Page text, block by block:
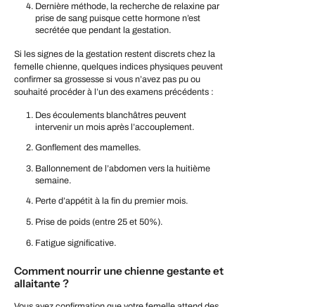
Dernière méthode, la recherche de relaxine par
prise de sang puisque cette hormone n’est
secrétée que pendant la gestation.
Si les signes de la gestation restent discrets chez la
femelle chienne, quelques indices physiques peuvent
confirmer sa grossesse si vous n’avez pas pu ou
souhaité procéder à l’un des examens précédents :
Des écoulements blanchâtres peuvent
intervenir un mois après l’accouplement.
Gonflement des mamelles.
Ballonnement de l’abdomen vers la huitième
semaine.
Perte d’appétit à la fin du premier mois.
Prise de poids (entre 25 et 50%).
Fatigue significative.
Comment nourrir une chienne gestante et
allaitante ?